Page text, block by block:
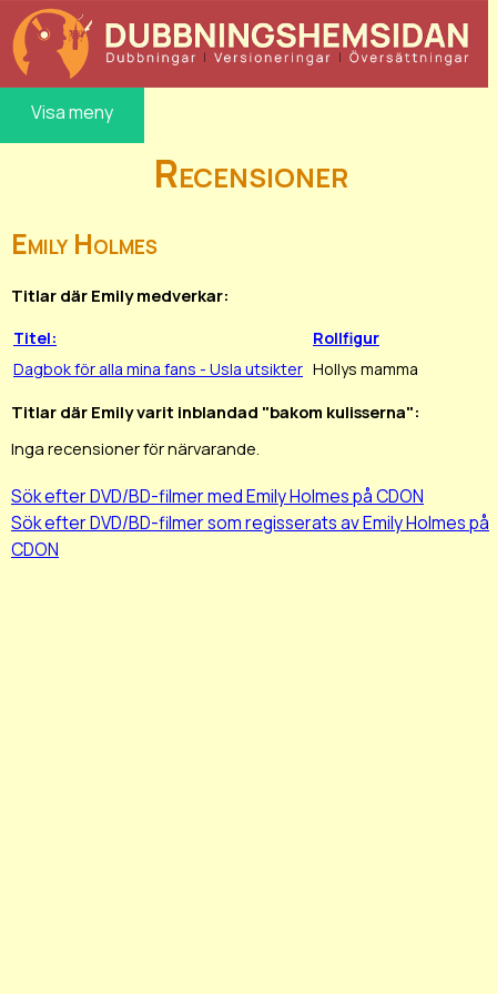
Visa meny
Recensioner
Emily Holmes
Titlar där Emily medverkar:
Titel:
Rollfigur
Dagbok för alla mina fans - Usla utsikter Hollys mamma
Titlar där Emily varit inblandad "bakom kulisserna":
Inga recensioner för närvarande.
Sök efter DVD/BD-filmer med Emily Holmes på CDON
Sök efter DVD/BD-filmer som regisserats av Emily Holmes på
CDON